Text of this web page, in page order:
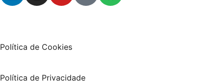
Política de Cookies
Política de Privacidade